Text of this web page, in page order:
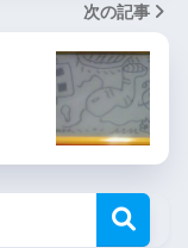
次の記事